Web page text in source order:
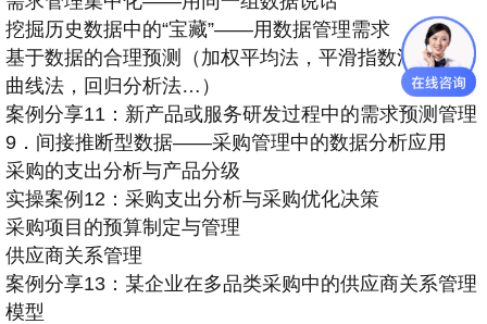
挖掘历史数据中的“宝藏”——用数据管理需求
基于数据的合理预测（加权平均法，平滑指数法，泊松
曲线法，回归分析法…）
案例分享11：新产品或服务研发过程中的需求预测管理
9．间接推断型数据——采购管理中的数据分析应用
采购的支出分析与产品分级
实操案例12：采购支出分析与采购优化决策
采购项目的预算制定与管理
供应商关系管理
案例分享13：某企业在多品类采购中的供应商关系管理
模型